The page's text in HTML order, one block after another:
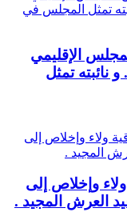
الإقليمي
تمثل
وإخلاص إلى
العرش المجيد .